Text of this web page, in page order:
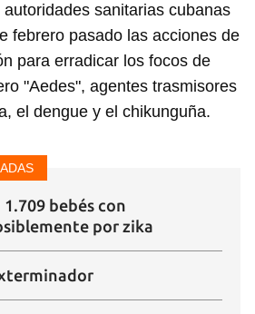
sanitarias cubanas
febrero pasado las acciones de
para erradicar los focos de
"Aedes", agentes trasmisores
el dengue y el chikunguña.
bebés con
por zika